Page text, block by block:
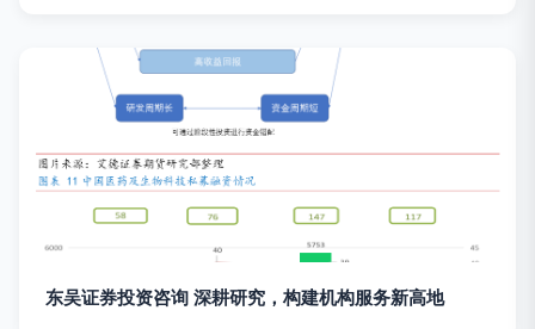
东吴证券投资咨询 深耕研究，构建机构服务新高地